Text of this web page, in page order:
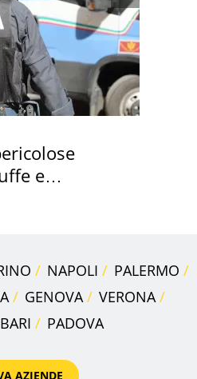
e
NAPOLI
PALERMO
GENOVA
VERONA
BARI PADOVA
AZIENDE